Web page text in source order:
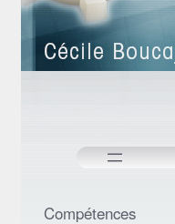
Compétences